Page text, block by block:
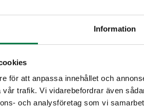
Information
för att anpassa innehållet och
trafik. Vi vidarebefordrar även
och analysföretag som vi
sieni